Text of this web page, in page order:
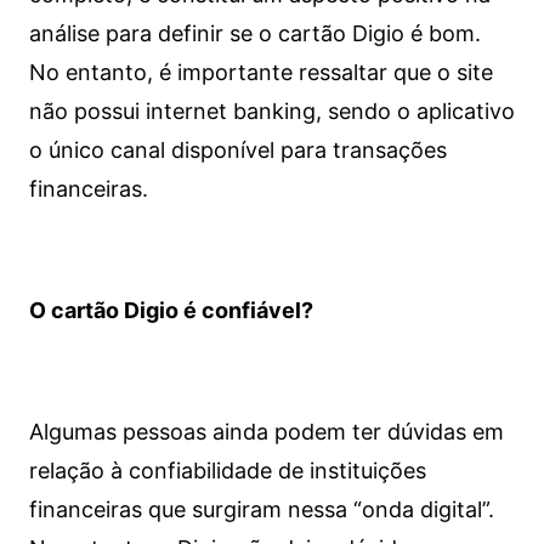
análise para definir se o cartão Digio é bom.
No entanto, é importante ressaltar que o site
não possui internet banking, sendo o aplicativo
o único canal disponível para transações
financeiras.
O cartão Digio é confiável?
Algumas pessoas ainda podem ter dúvidas em
relação à confiabilidade de instituições
financeiras que surgiram nessa “onda digital”.